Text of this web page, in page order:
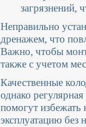
загрязнений,
Неправильно
дренажем, что
Важно, чтобы
также с учетом
Качественные
однако
помогут избежать
эксплуатацию без